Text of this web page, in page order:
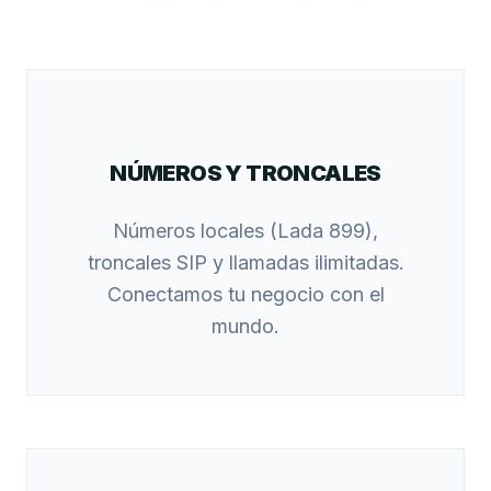
NÚMEROS Y TRONCALES
Números locales (Lada 899),
troncales SIP y llamadas ilimitadas.
Conectamos tu negocio con el
mundo.